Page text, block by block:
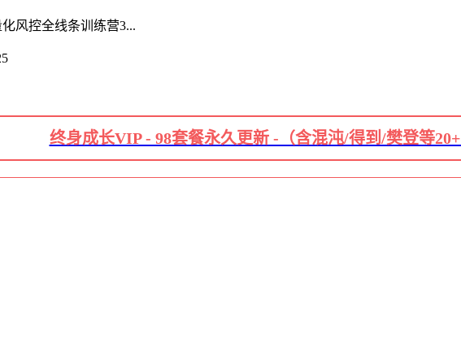
风控全线条训练营3...
终身成长VIP - 98套餐永久更新 -（含混沌/得到/樊登等